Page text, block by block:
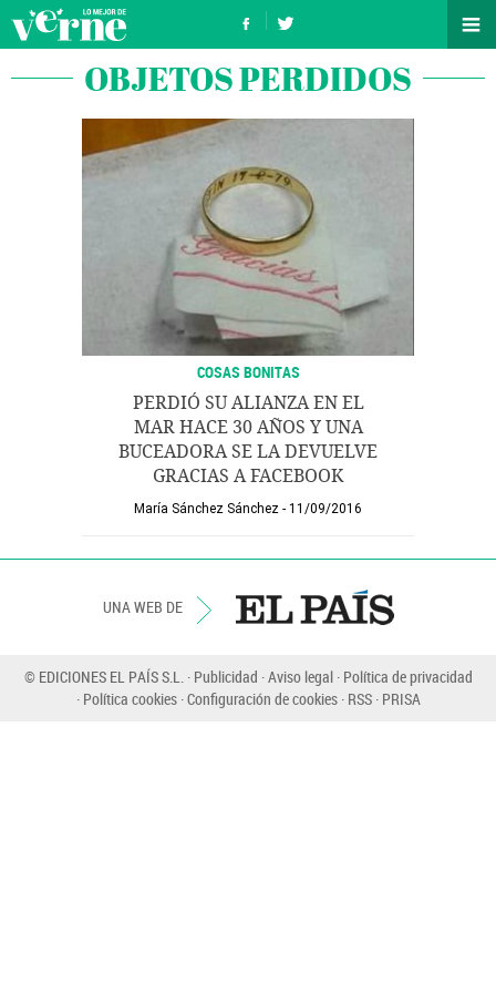
OBJETOS PERDIDOS
COSAS BONITAS
PERDIÓ SU ALIANZA EN EL
MAR HACE 30 AÑOS Y UNA
BUCEADORA SE LA DEVUELVE
GRACIAS A FACEBOOK
María Sánchez Sánchez 11/09/2016
UNA WEB DE
© EDICIONES EL PAÍS S.L. Publicidad Aviso legal Política de privacidad
Política cookies Configuración de cookies RSS PRISA